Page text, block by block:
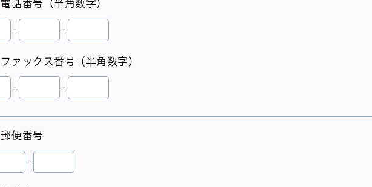
電話番号（半角数字）
- -
ファックス番号（半角数字）
- -
郵便番号
-